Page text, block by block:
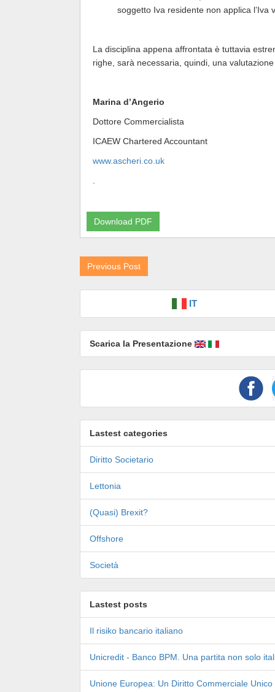
soggetto Iva residente non applica
La disciplina appena affrontata è tuttavia
righe, sarà necessaria, quindi, una
Marina d’Angerio
Dottore Commercialista
ICAEW Chartered Accountant
www.ascheri.co.uk
Download PDF
Previous Post
IT
Scarica la Presentazione
Lastest categories
Diritto Societario
Lettonia
(Quasi) Brexit?
Offshore
Società
Lastest posts
Il risiko bancario italiano
Unicredit - Banco BPM. Una partita non solo
Unione Europea: Un Diritto Commerciale Unico